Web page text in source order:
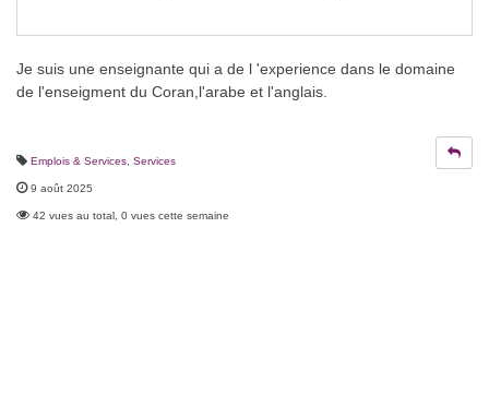
Je suis une enseignante qui a de l 'experience dans le domaine
de l'enseigment du Coran,l'arabe et l'anglais.
Emplois & Services Services
9 août 2025
42 vues au total, 0 vues cette semaine